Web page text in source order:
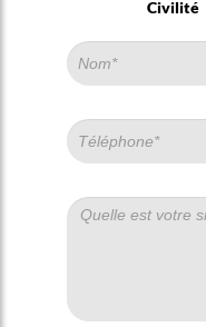
Civilité